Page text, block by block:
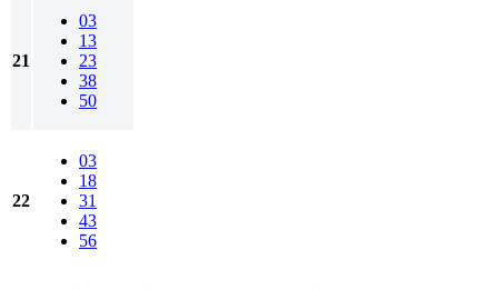
21
03
13
23
38
50
22
03
18
31
43
56